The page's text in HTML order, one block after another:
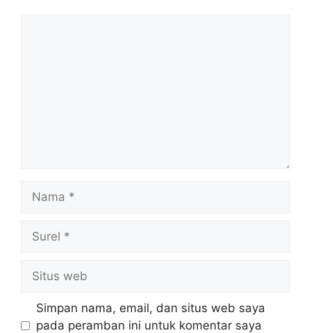
web
Simpan nama, email, dan situs web saya
pada peramban ini untuk komentar saya